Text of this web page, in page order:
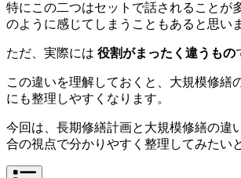
特にこの二つはセットで話されることが
のように感じてしまうこともあると思い
ただ、実際には 役割がまったく違うもの
この違いを理解しておくと、大規模修繕
にも整理しやすくなります。
今回は、長期修繕計画と大規模修繕の違
合の視点で分かりやすく整理してみたい